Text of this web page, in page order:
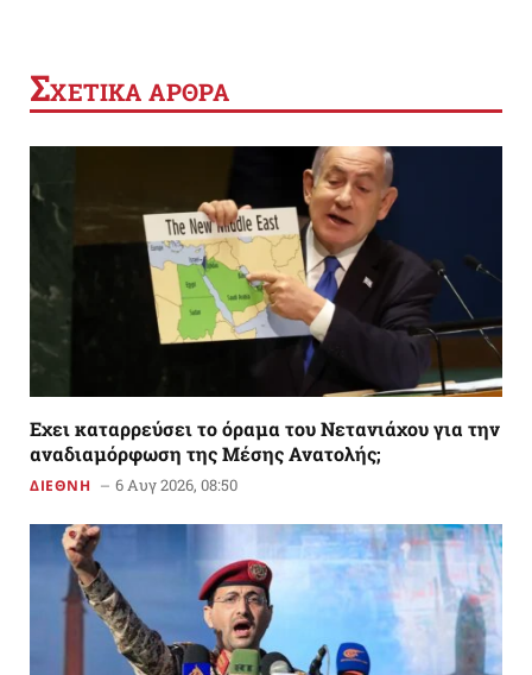
ΣΧΕΤΙΚΑ ΑΡΘΡΑ
Εχει καταρρεύσει το όραμα του Νετανιάχου για την
αναδιαμόρφωση της Μέσης Ανατολής;
ΔΙΕΘΝΗ 6 Αυγ 2026, 08:50